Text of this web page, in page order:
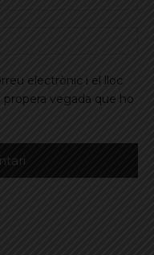
electrònic i el lloc
vegada que ho